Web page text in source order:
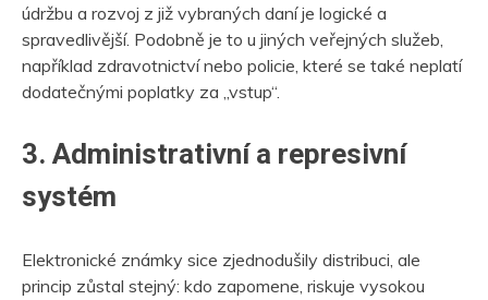
údržbu a rozvoj z již vybraných daní je logické a
spravedlivější. Podobně je to u jiných veřejných služeb,
například zdravotnictví nebo policie, které se také neplatí
dodatečnými poplatky za „vstup“.
3. Administrativní a represivní
systém
Elektronické známky sice zjednodušily distribuci, ale
princip zůstal stejný: kdo zapomene, riskuje vysokou